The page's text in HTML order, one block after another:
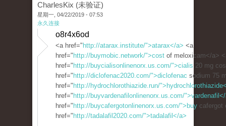
CharlesKix (未验证)
星期一, 04/22/2019 - 07:53
永久连接
o8r4x6od
<a href=" http://atarax.institute/">atarax</a> <a
href=" http://buymobic.network/">cost of meloxicam</a>
href=" http://buycialisonlinenorx.us.com/">cialis 20 mg
href=" http://diclofenac2020.com/">diclofenac sodium 75
href=" http://hydrochlorothiazide.run/
href=" http://buyvardenafilonlinenorx.us.com/
href=" http://buycafergotonlinenorx.us.com/">buy cafergot
href=" http://tadalafil2020.com/">tadalafil</a>